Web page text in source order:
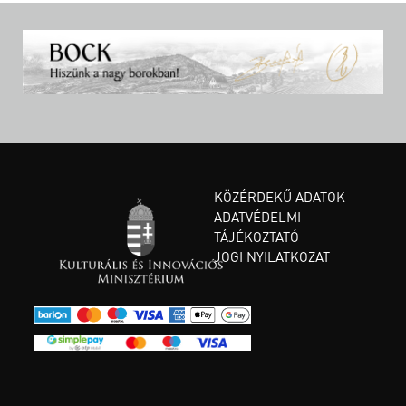
KÖZÉRDEKŰ ADATOK
ADATVÉDELMI
TÁJÉKOZTATÓ
JOGI NYILATKOZAT